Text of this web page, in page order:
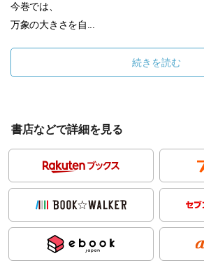
今巻では、
万象の大きさを自...
続きを読む
書店などで詳細を見る